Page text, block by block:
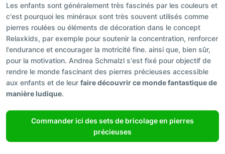
Les enfants sont généralement très fascinés par les couleurs et
c'est pourquoi les minéraux sont très souvent utilisés comme
pierres roulées ou éléments de décoration dans le concept
Relaxkids, par exemple pour soutenir la concentration, renforcer
l'endurance et encourager la motricité fine. ainsi que, bien sûr,
pour la motivation. Andrea Schmalzl s'est fixé pour objectif de
rendre le monde fascinant des pierres précieuses accessible
aux enfants et de leur faire découvrir ce monde fantastique de
manière ludique.
Commander ici des sets de bricolage en pierres
précieuses